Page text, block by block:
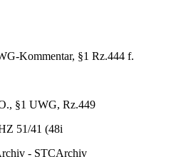
Kommentar, §1 Rz.444 f.
§1 UWG, Rz.449
51/41 (48i
- STCArchiv